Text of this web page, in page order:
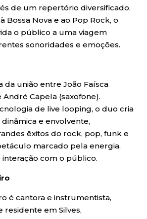
de um repertório diversificado.
Bossa Nova e ao Pop Rock, o
o público a uma viagem
sonoridades e emoções.
da união entre João Faísca
André Capela (saxofone).
de live looping, o duo cria
e envolvente,
êxitos do rock, pop, funk e
marcado pela energia,
interação com o público.
é cantora e instrumentista,
residente em Silves,